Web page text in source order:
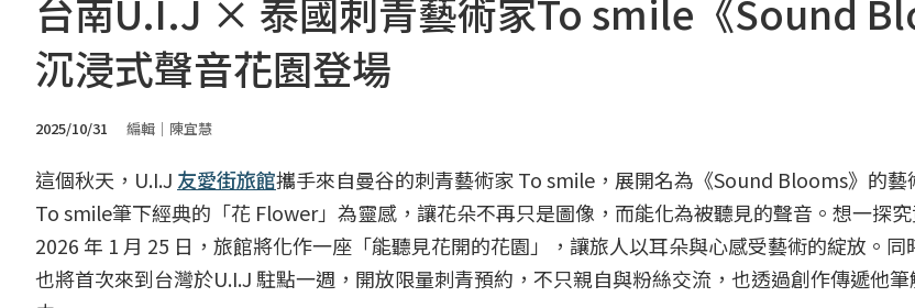
台南U.I.J × 泰國刺青藝術家To smile《Sound
沉浸式聲音花園登場
2025/10/31 編輯｜陳宜慧
這個秋天，U.I.J 友愛街旅館攜手來自曼谷的刺青藝術家 To smile，展開名為《Sound Blooms》的藝
To smile筆下經典的「花 Flower」為靈感，讓花朵不再只是圖像，而能化為被聽見的聲音。想一探
2026 年 1 月 25 日，旅館將化作一座「能聽見花開的花園」，讓旅人以耳朵與心感受藝術的綻放。
也將首次來到台灣於U.I.J 駐點一週，開放限量刺青預約，不只親自與粉絲交流，也透過創作傳遞他